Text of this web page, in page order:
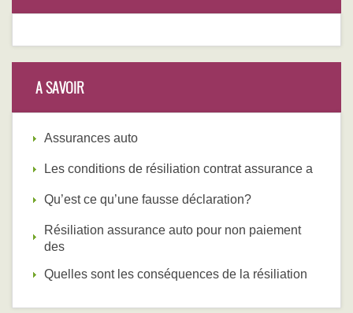
A SAVOIR
Assurances auto
Les conditions de résiliation contrat assurance a
Qu’est ce qu’une fausse déclaration?
Résiliation assurance auto pour non paiement
des
Quelles sont les conséquences de la résiliation